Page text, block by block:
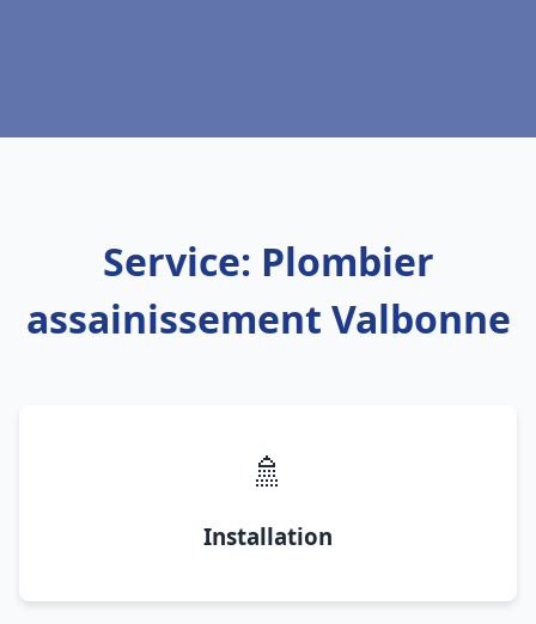
Service: Plombier
assainissement Valbonne
🚿
Installation